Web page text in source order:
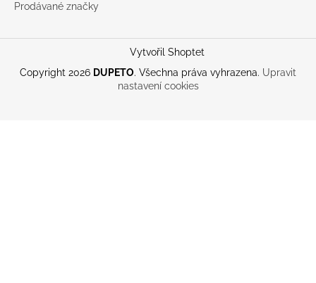
Prodávané značky
Vytvořil Shoptet
Copyright 2026 DUPETO. Všechna práva vyhrazena. Upravit
nastavení cookies